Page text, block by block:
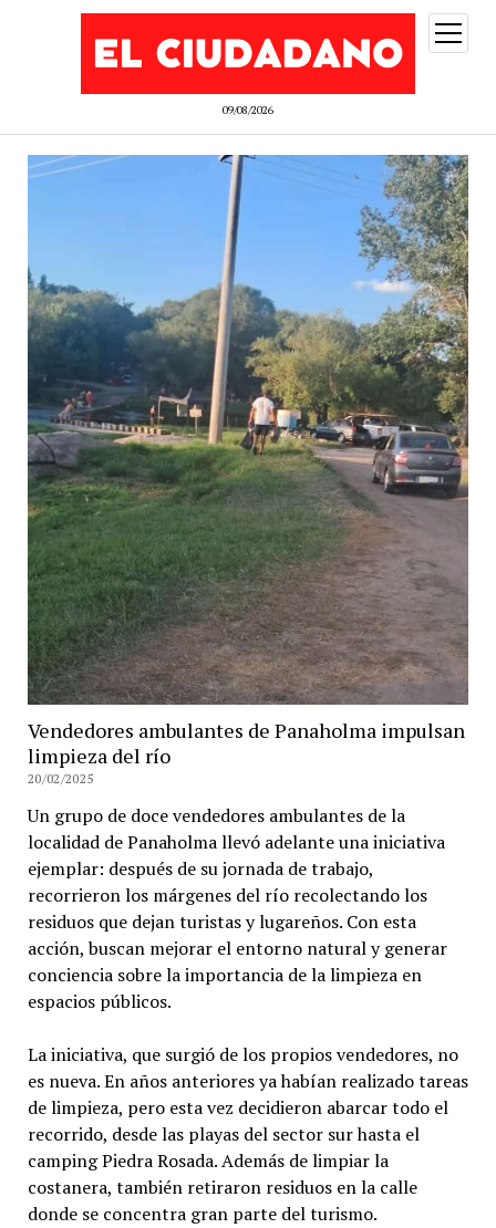
09/08/2026
abrir
menú
Vendedores ambulantes de Panaholma impulsan
limpieza del río
20/02/2025
Un grupo de doce vendedores ambulantes de la
localidad de Panaholma llevó adelante una iniciativa
ejemplar: después de su jornada de trabajo,
recorrieron los márgenes del río recolectando los
residuos que dejan turistas y lugareños. Con esta
acción, buscan mejorar el entorno natural y generar
conciencia sobre la importancia de la limpieza en
espacios públicos.
La iniciativa, que surgió de los propios vendedores, no
es nueva. En años anteriores ya habían realizado tareas
de limpieza, pero esta vez decidieron abarcar todo el
recorrido, desde las playas del sector sur hasta el
camping Piedra Rosada. Además de limpiar la
costanera, también retiraron residuos en la calle
donde se concentra gran parte del turismo.